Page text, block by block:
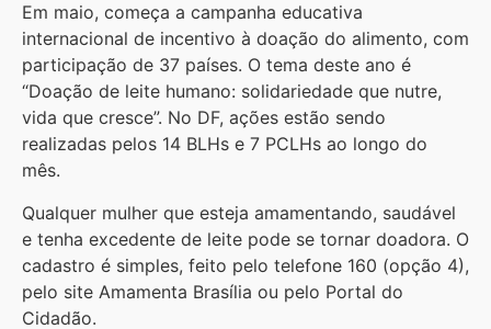
Em maio, começa a campanha educativa
internacional de incentivo à doação do alimento, com
participação de 37 países. O tema deste ano é
“Doação de leite humano: solidariedade que nutre,
vida que cresce”. No DF, ações estão sendo
realizadas pelos 14 BLHs e 7 PCLHs ao longo do
mês.
Qualquer mulher que esteja amamentando, saudável
e tenha excedente de leite pode se tornar doadora. O
cadastro é simples, feito pelo telefone 160 (opção 4),
pelo site Amamenta Brasília ou pelo Portal do
Cidadão.